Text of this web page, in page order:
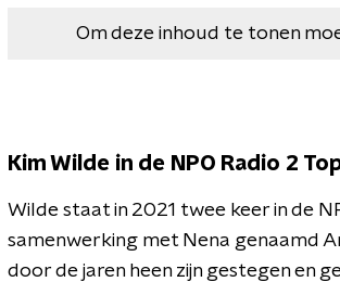
Om deze inhoud te tonen
Kim Wilde in de NPO Radio 2
Wilde staat in 2021 twee keer in de
samenwerking met Nena genaamd
door de jaren heen zijn gestegen en